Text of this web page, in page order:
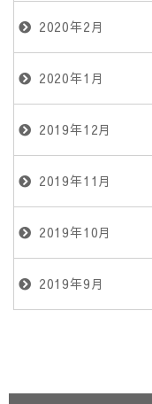
2020年2月
2020年1月
2019年12月
2019年11月
2019年10月
2019年9月